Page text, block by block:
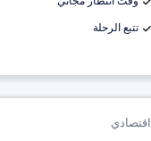
تتبع الرحلة
اقتصادي